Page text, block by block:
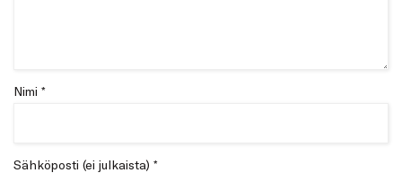
Nimi *
Sähköposti (ei julkaista) *